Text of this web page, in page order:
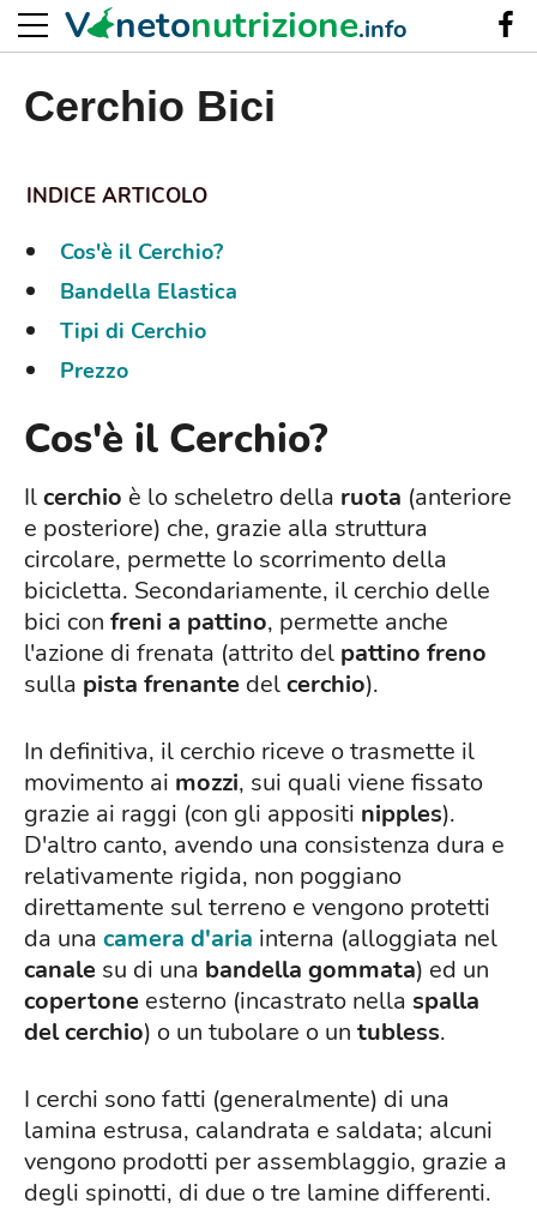
Cerchio Bici
Cos'è il Cerchio?
Bandella Elastica
Tipi di Cerchio
Prezzo
Cos'è il Cerchio?
Ilcerchio è lo scheletro della ruota (anteriore
e posteriore) che, grazie alla struttura
circolare, permette lo scorrimento della
bicicletta. Secondariamente, il cerchio delle
bici con freni a pattino, permette anche
l'azione di frenata (attrito del pattino freno
sulla pista frenante delcerchio).
In definitiva, il cerchio riceve o trasmette il
movimento ai mozzi, sui quali viene fissato
grazie ai raggi (con gli appositi nipples).
D'altro canto, avendo una consistenza dura e
relativamente rigida, non poggiano
direttamente sul terreno e vengono protetti
da una camera d'aria interna (alloggiata nel
canale su di una bandella gommata) ed un
copertone esterno (incastrato nella spalla
del cerchio) o un tubolare o un tubless.
I cerchi sono fatti (generalmente) di una
lamina estrusa, calandrata e saldata; alcuni
vengono prodotti per assemblaggio, grazie a
degli spinotti, di due o tre lamine differenti.
V netonutrizione.info